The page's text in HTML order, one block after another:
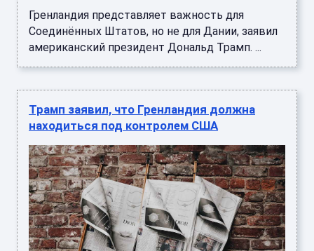
Гренландия представляет важность для
Соединённых Штатов, но не для Дании, заявил
американский президент Дональд Трамп. ...
Трамп заявил, что Гренландия должна
находиться под контролем США